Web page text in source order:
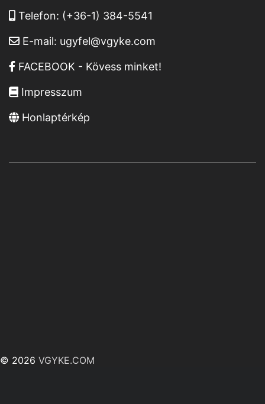
Telefon: (+36-1) 384-5541
E-mail: ugyfel@vgyke.com
FACEBOOK - Kövess minket!
Impresszum
Honlaptérkép
© 2026 VGYKE.COM